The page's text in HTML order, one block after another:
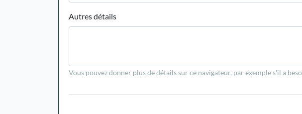
Autres détails
Vous pouvez donner plus de détails sur ce navigateur, par exemple s'il a